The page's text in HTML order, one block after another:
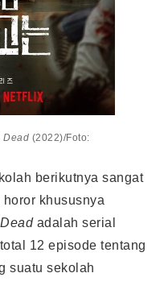
Dead (2022)/Foto:
berikutnya sangat
khususnya
adalah serial
12 episode tentang
suatu sekolah